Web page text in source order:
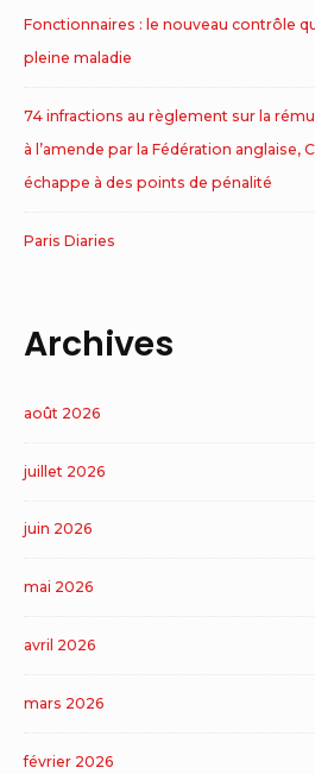
Fonctionnaires : le nouveau contrôle
pleine maladie
74 infractions au règlement sur la
à l’amende par la Fédération anglaise,
échappe à des points de pénalité
Paris Diaries
Archives
août 2026
juillet 2026
juin 2026
mai 2026
avril 2026
mars 2026
février 2026